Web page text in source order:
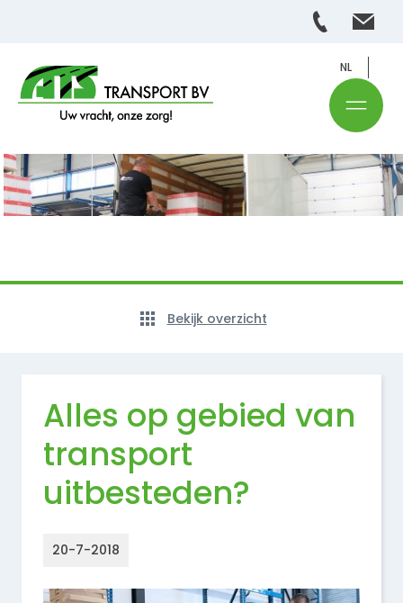
NL
Bekijk overzicht
Alles op gebied van
transport
uitbesteden?
20-7-2018